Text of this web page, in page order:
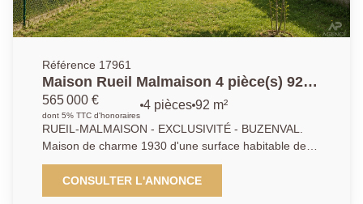
Référence 17961
Maison Rueil Malmaison 4 pièce(s) 92
m²
565 000 €
dont 5% TTC d'honoraires
4 pièces 92 m²
RUEIL-MALMAISON - EXCLUSIVITÉ - BUZENVAL.
Maison de charme 1930 d'une surface habitable de
65.43 m² (supérieur à 1.80m) et 92.6 m² au sol,
édifiée sur une parcelle de 406 m² offrant au rez-de-
chaussée, une entrée, un espace de vie de 16.27 m²
CONSULTER L'ANNONCE